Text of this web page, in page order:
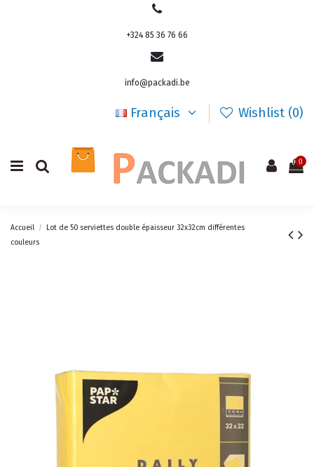
+324 85 36 76 66
info@packadi.be
Français Wishlist (0)
0
Accueil
Lot de 50 serviettes double épaisseur 32x32cm différentes
couleurs